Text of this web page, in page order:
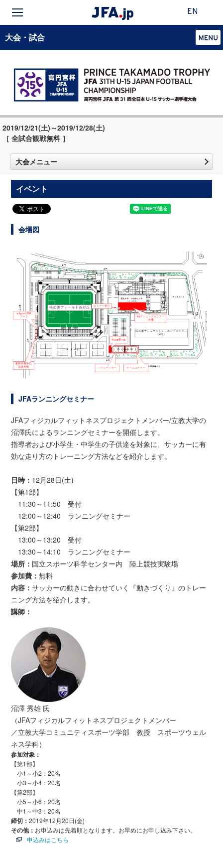
EN
大会・試合
2019/12/21(土)～2019/12/28(土)
［ 全試合観戦無料 ］
大会メニュー
イベント
会場図
JFAランニングセミナー
JFAフィジカルフィットネスプロジェクトメンバー/立教大学の
沼澤氏によるランニングセミナーを開催します。
指導者および小学生・中学生の子供達を対象に、サッカーに有
効な走り方のトレーニング方法などを紹介します。
日時： 12月28日(土)
【第1部】
11:30～11:50 受付
12:00～12:40 ランニングセミナー
【第2部】
13:00～13:20 受付
13:30～14:10 ランニングセミナー
場所： 国立スポーツ科学センター内 陸上競技実験場
参加費：無料
内容：サッカーの動きに合わせていく『動きづくり』のトレー
ニング方法を紹介します。
講師：
沼澤 秀雄 氏
（JFAフィジカルフィットネスプロジェクトメンバー
／立教大学コミュニティスポーツ学部 教授 スポーツウェル
ネス学科）
参加対象：
【第1部】
小1～小2：20名
小3～小4：20名
【第2部】
小5～小6：20名
中1～中3：20名
締切：2019年12月20日(金)
その他： お申込みは先着順となります。お早めにお申し込み下さい。
申込みはこちら